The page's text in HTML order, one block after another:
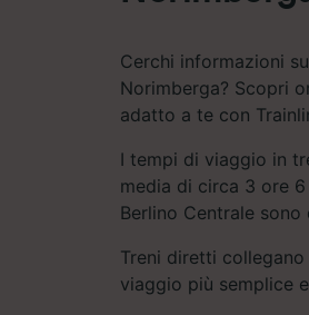
Cerchi informazioni
Norimberga? Scopri
adatto a te con
I tempi di viaggio in
media di circa 3 ore
Berlino Centrale
Treni diretti
viaggio più semplice